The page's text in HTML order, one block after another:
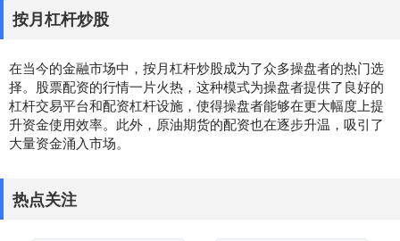
按月杠杆炒股
在当今的金融市场中，按月杠杆炒股成为了众多操盘者的热门选
择。股票配资的行情一片火热，这种模式为操盘者提供了良好的
杠杆交易平台和配资杠杆设施，使得操盘者能够在更大幅度上提
升资金使用效率。此外，原油期货的配资也在逐步升温，吸引了
大量资金涌入市场。
热点关注